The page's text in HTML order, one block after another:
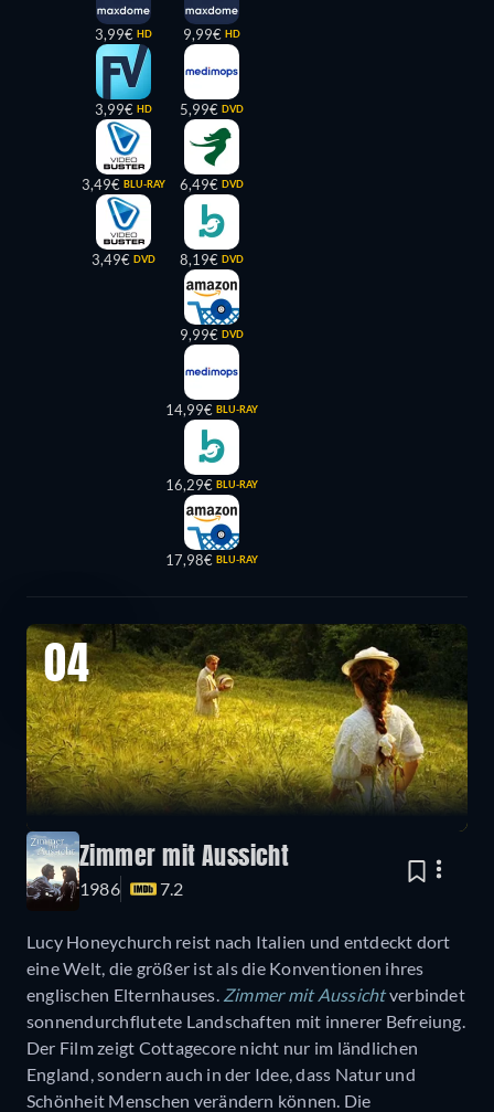
3,99€ HD
3,99€ HD
3,49€ BLU-RAY
3,49€ DVD
9,99€ HD
5,99€ DVD
6,49€ DVD
8,19€ DVD
9,99€ DVD
14,99€ BLU-RAY
16,29€ BLU-RAY
17,98€ BLU-RAY
04
Zimmer mit Aussicht
1986 7.2
Lucy Honeychurch reist nach Italien und entdeckt dort
eine Welt, die größer ist als die Konventionen ihres
englischen Elternhauses. Zimmer mit Aussichtverbindet
sonnendurchflutete Landschaften mit innerer Befreiung.
Der Film zeigt Cottagecore nicht nur im ländlichen
England, sondern auch in der Idee, dass Natur und
Schönheit Menschen verändern können. Die